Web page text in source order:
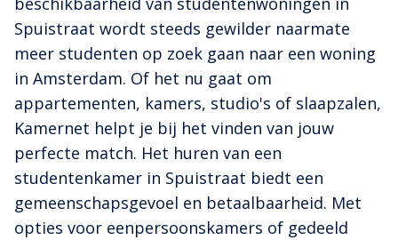
Spuistraat wordt steeds gewilder naarmate
meer studenten op zoek gaan naar een woning
in Amsterdam. Of het nu gaat om
appartementen, kamers, studio's of slaapzalen,
Kamernet helpt je bij het vinden van jouw
perfecte match. Het huren van een
studentenkamer in Spuistraat biedt een
gemeenschapsgevoel en betaalbaarheid. Met
opties voor eenpersoonskamers of gedeeld